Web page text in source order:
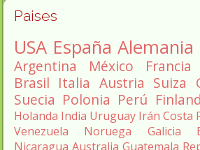
Paises
USA España Alemania
Argentina México Francia
Brasil Italia Austria Suiza
Suecia Polonia Perú
Holanda India Uruguay Irán Costa
Venezuela
Noruega Galicia
Nicaragua Australia Guatemala